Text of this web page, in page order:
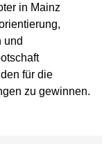
in Mainz
und
für die
zu gewinnen.